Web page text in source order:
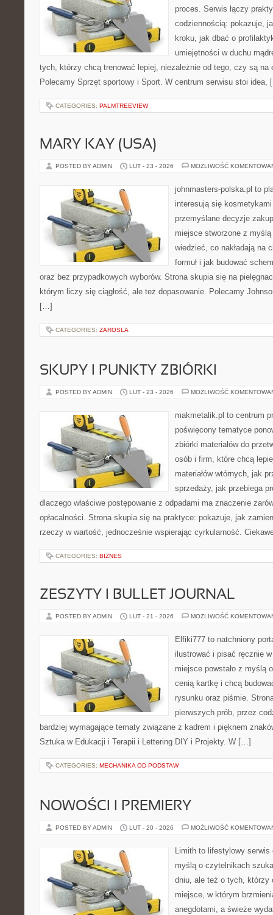
proces. Serwis łączy
codziennością: pokazuje,
kroku, jak dbać o
umiejętności w duchu
tych, którzy chcą trenować lepiej, niezależnie od tego, czy są na
Polecamy Sprzęt sportowy i Sport. W centrum serwisu stoi idea,
CATEGORIES: PALMTREEVIEW
MARY KAY (USA)
POSTED BY ADMIN LUT - 23 - 2026 MOŻLIWOŚĆ
johnmasters-polska.pl to
interesują się
przemyślane decyzje
miejsce stworzone z
wiedzieć, co nakładają na
formuł i jak budować
oraz bez przypadkowych wyborów. Strona skupia się na
którym liczy się ciągłość, ale też dopasowanie. Polecamy
[…]
CATEGORIES: ZAROSLA
SKUPY I PUNKTY ZBIÓRKI
POSTED BY ADMIN LUT - 23 - 2026 MOŻLIWOŚĆ
makmetalik.pl to centrum
poświęcony tematyce
zbiórki materiałów do
osób i firm, które chcą
materiałów wtórnych, jak
sprzedaży, jak przebiega
dlaczego właściwe postępowanie z odpadami ma znaczenie
opłacalności. Strona skupia się na praktyce: pokazuje, jak
rzeczy w wartość, jednocześnie wspierając cyrkularność.
CATEGORIES: BIZNES
ZESZYTY I BULLET JOURNAL
POSTED BY ADMIN LUT - 21 - 2026 MOŻLIWOŚĆ
Elfiki777 to natchniony
ilustrować i pisać ręcznie
miejsce powstało z myślą
cenią kartkę i chcą
rysunku oraz piśmie.
pierwszych prób, przez
bardziej wymagające tematy związane z kadrem i pięknem
Sztuka w Edukacji i Terapii i Lettering DIY i Projekty. W […]
CATEGORIES: MECHANIKA OD PODSTAW
NOWOŚCI I PREMIERY
POSTED BY ADMIN LUT - 20 - 2026 MOŻLIWOŚĆ
Limith to lifestylowy
myślą o czytelnikach
dniu, ale też o tych, którzy
miejsce, w którym
anegdotami, a świeże